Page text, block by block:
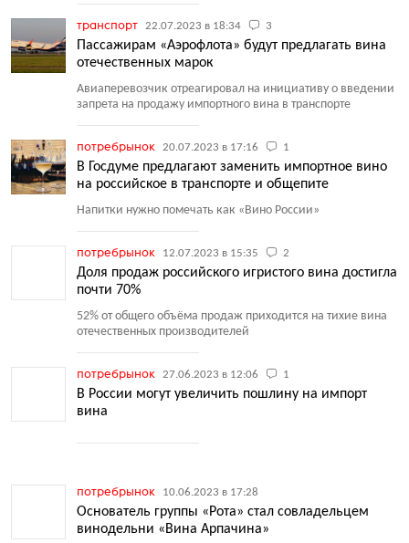
транспорт 22.07.2023 в 18:34 3
Пассажирам «Аэрофлота» будут предлагать вина
отечественных марок
Авиаперевозчик отреагировал на инициативу о введении
запрета на продажу импортного вина в транспорте
потребрынок 20.07.2023 в 17:16 1
В Госдуме предлагают заменить импортное вино
на российское в транспорте и общепите
Напитки нужно помечать как «Вино России»
потребрынок 12.07.2023 в 15:35 2
Доля продаж российского игристого вина достигла
почти 70%
52% от общего объёма продаж приходится на тихие вина
отечественных производителей
потребрынок 27.06.2023 в 12:06 1
В России могут увеличить пошлину на импорт
вина
потребрынок 10.06.2023 в 17:28
Основатель группы «Рота» стал совладельцем
винодельни «Вина Арпачина»